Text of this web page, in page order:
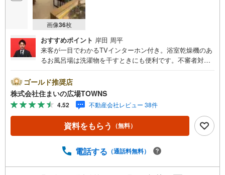
画像36枚
おすすめポイント 岸田 周平
来客が一目でわかるTVインターホン付き。浴室乾燥機のあ
るお風呂場は洗濯物を干すときにも便利です。不審者対策
勧めしたい高ニーズな4LDKの物件です。専有面積106.66平
米以上あるので広々と使えます。住み心地がしっかりと考
えられた中古マンションです。駅まで徒歩15分の物件で
す。
ゴールド推奨店
株式会社住まいの広場TOWNS
4.52 不動産会社レビュー 38件
資料をもらう （無料）
電話する （通話料無料）